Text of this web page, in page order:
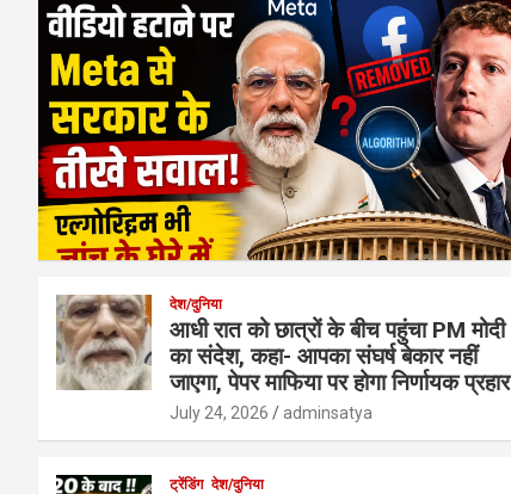
देश/दुनिया
आधी रात को छात्रों के बीच पहुंचा PM मोदी
का संदेश, कहा- आपका संघर्ष बेकार नहीं
जाएगा, पेपर माफिया पर होगा निर्णायक प्रहार
July 24, 2026 adminsatya
ट्रेंडिंग देश/दुनिया